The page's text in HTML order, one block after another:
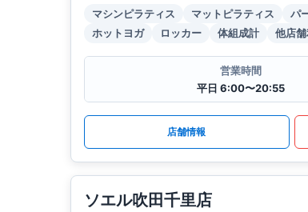
マシンピラティス マットピラティス パ
ホットヨガ
ロッカー 体組成計 他店
営業時間
平日 6:00〜20:55
店舗情報
ソエル吹田千里店